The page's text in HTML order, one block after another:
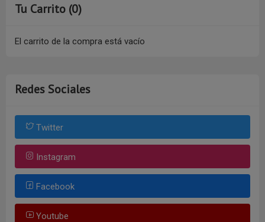
Tu Carrito (0)
El carrito de la compra está vacío
Redes Sociales
Twitter
Instagram
Facebook
Youtube